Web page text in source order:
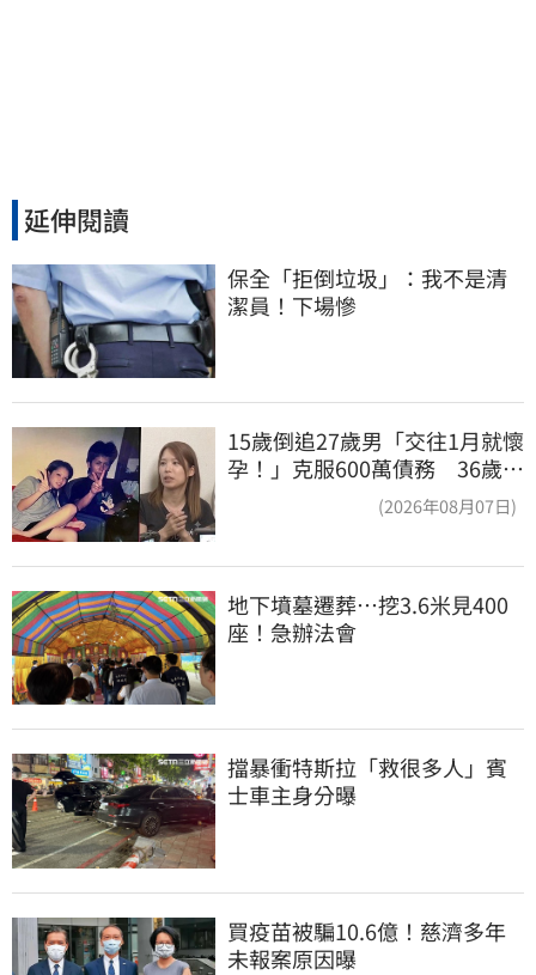
延伸閱讀
保全「拒倒垃圾」：我不是清
潔員！下場慘
15歲倒追27歲男「交往1月就懷
孕！」克服600萬債務 36歲美
(2026年08月07日)
地下墳墓遷葬…挖3.6米見400
座！急辦法會
擋暴衝特斯拉「救很多人」賓
士車主身分曝
買疫苗被騙10.6億！慈濟多年
未報案原因曝